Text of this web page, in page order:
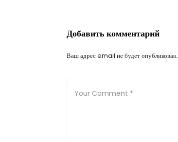
Добавить комментарий
Ваш адрес email не будет опубликован.